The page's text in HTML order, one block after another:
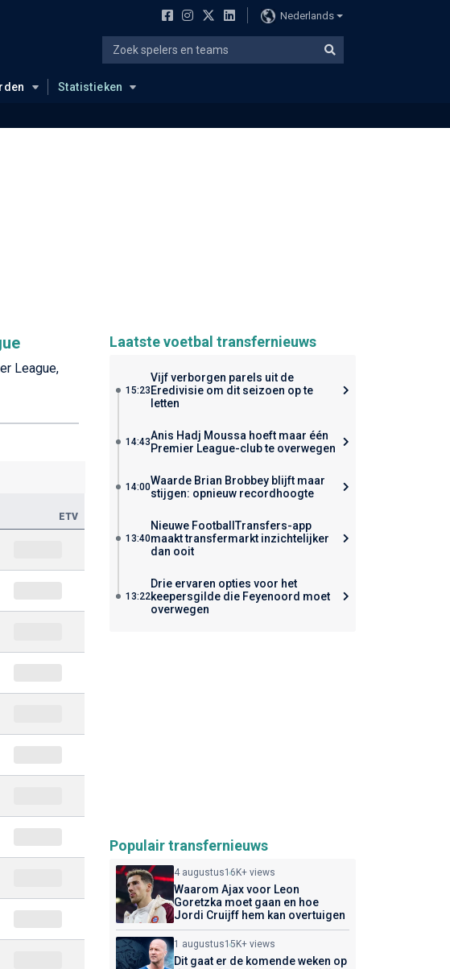
Nederlands
Statistieken
League,
ETV
Laatste voetbal transfernieuws
15:23
Vijf verborgen parels uit de
Eredivisie om dit seizoen op te
letten
14:43Anis Hadj Moussa hoeft maar één
Premier League-club te overwegen
14:00Waarde Brian Brobbey blijft maar
stijgen: opnieuw recordhoogte
13:40
Nieuwe FootballTransfers-app
maakt transfermarkt inzichtelijker
dan ooit
13:22
Drie ervaren opties voor het
keepersgilde die Feyenoord moet
overwegen
Populair transfernieuws
4 augustus16K+ views
Waarom Ajax voor Leon
Goretzka moet gaan en hoe
Jordi Cruijff hem kan overtuigen
1 augustus15K+ views
Dit gaat er de komende weken op